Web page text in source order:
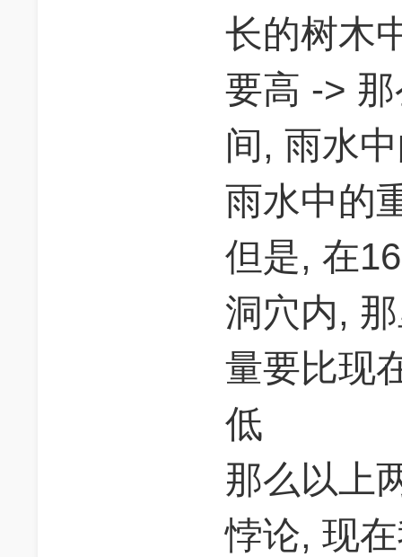
长的树木
要高 ->
间, 雨水
雨水中的
但是, 在
洞穴内,
量要比现
低
那么以上
悖论, 现